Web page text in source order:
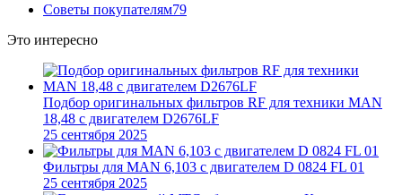
Советы покупателям79
Это интересно
Подбор оригинальных фильтров RF для техники MAN
18,48 с двигателем D2676LF
25 сентября 2025
Фильтры для MAN 6,103 c двигателем D 0824 FL 01
25 сентября 2025